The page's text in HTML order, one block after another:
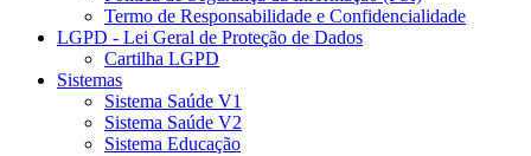
Termo de Responsabilidade e Confidencialidade
LGPD - Lei Geral de Proteção de Dados
Cartilha LGPD
Sistemas
Sistema Saúde V1
Sistema Saúde V2
Sistema Educação